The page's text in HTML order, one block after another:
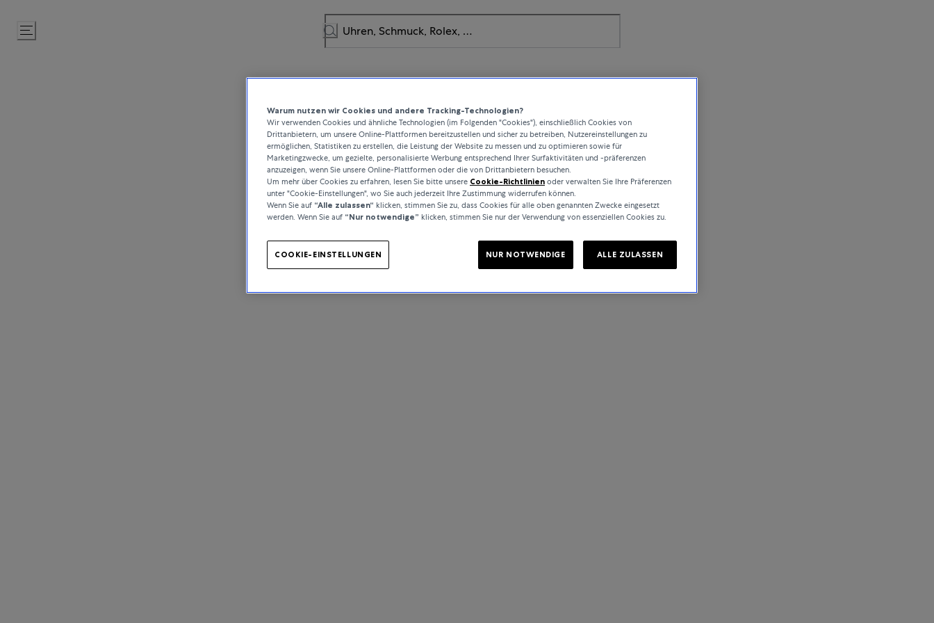
Zum
Inhalt
Warum nutzen wir Cookies und andere Tracking-Technologien?
Wir verwenden Cookies und ähnliche Technologien (im Folgenden "Cookies"), einschließlich Cookies von
Drittanbietern, um unsere Online-Plattformen bereitzustellen und sicher zu betreiben, Nutzereinstellungen zu
ermöglichen, Statistiken zu erstellen, die Leistung der Website zu messen und zu optimieren sowie für
Marketingzwecke, um gezielte, personalisierte Werbung entsprechend Ihrer Surfaktivitäten und -präferenzen
anzuzeigen, wenn Sie unsere Online-Plattformen oder die von Drittanbietern besuchen.
Um mehr über Cookies zu erfahren, lesen Sie bitte unsere Cookie-Richtlinien oder verwalten Sie Ihre Präferenzen
unter "Cookie-Einstellungen", wo Sie auch jederzeit Ihre Zustimmung widerrufen können.
Wenn Sie auf “Alle zulassen“ klicken, stimmen Sie zu, dass Cookies für alle oben genannten Zwecke eingesetzt
werden. Wenn Sie auf “Nur notwendige” klicken, stimmen Sie nur der Verwendung von essenziellen Cookies zu.
COOKIE-EINSTELLUNGEN NUR NOTWENDIGE ALLE ZULASSEN